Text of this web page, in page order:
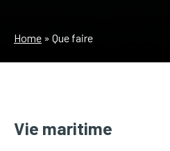
Home » Que faire
Vie maritime